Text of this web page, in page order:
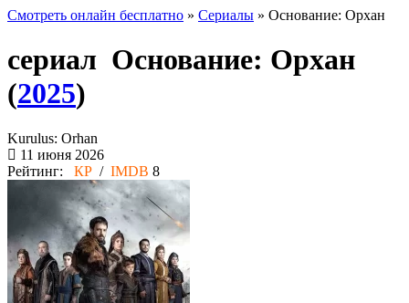
Смотреть онлайн бесплатно » Сериалы » Основание: Орхан
сериал Основание: Орхан
(2025)
Kurulus: Orhan
11 июня 2026
Рейтинг: КР / IMDB 8